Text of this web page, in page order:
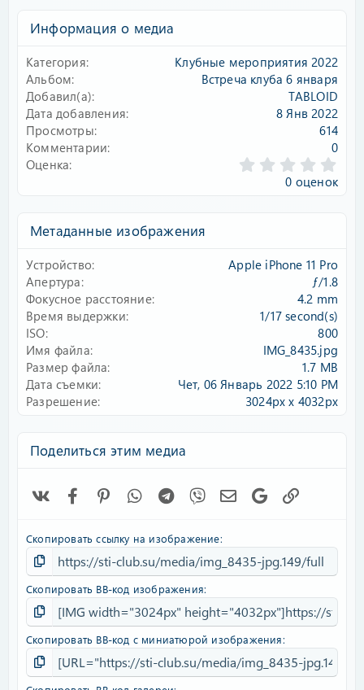
Информация о медиа
Категория
Клубные мероприятия 2022
Альбом
Встреча клуба 6 января
Добавил(а)
TABLOID
Дата добавления
8 Янв 2022
Просмотры
614
Комментарии
0
Оценка
.
0
д
0 оценок
Метаданные изображения
Устройство
Apple iPhone 11 Pro
Апертура
ƒ/1.8
Фокусное расстояние
4.2 mm
Время выдержки
1/17 second(s)
ISO
800
Имя файла
IMG_8435.jpg
Размер файла
1.7 MB
Дата съемки
Чет, 06 Январь 2022 5:10 PM
Разрешение
3024px x 4032px
Поделиться этим медиа
FacebookPinterestWhatsAppTelegram
Viber Электронная почта
Google
Скопировать ссылку на изображение
Скопировать BB-код изображения
Скопировать BB-код с миниатюрой изображения